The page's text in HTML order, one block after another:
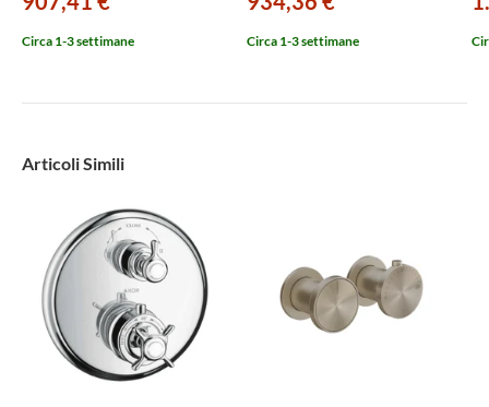
Circa 1-3 settimane Circa 1-3 settimane
Articoli Simili